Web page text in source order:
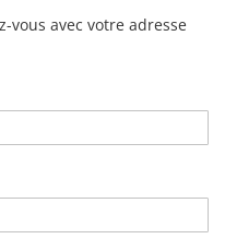
vous avec votre adresse